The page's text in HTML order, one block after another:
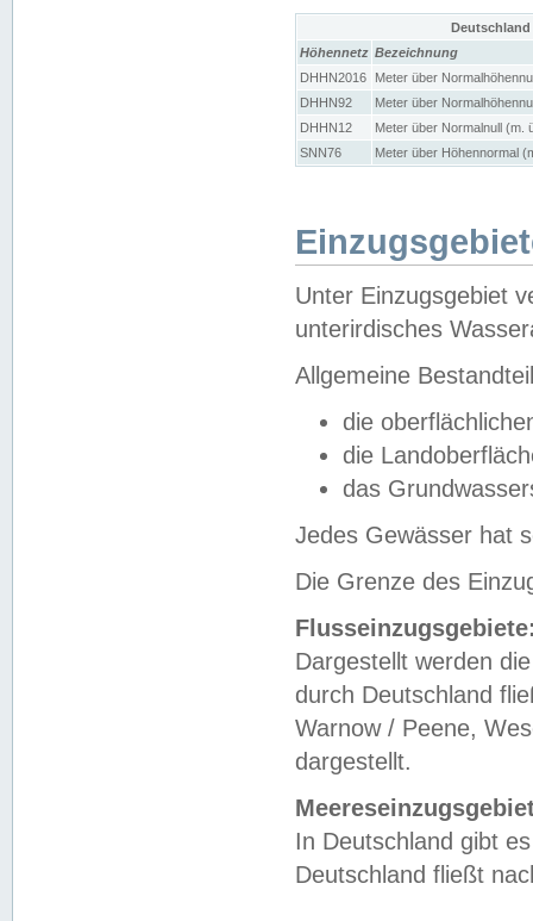
Höhennetz Bezeichnung
DHHN2016
Meter über
DHHN92
Meter über
DHHN12
Meter über Normalnull (m.
SNN76
Meter über Höhennormal
Unter Einzugsgebiet
unterirdisches
Allgemeine
die
die
das
Jedes Gewässer hat
Die Grenze des
Dargestellt werden
durch Deutschland
Warnow / Peene,
dargestellt.
In Deutschland gibt
Deutschland fließt